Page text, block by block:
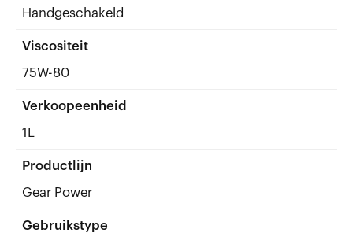
Handgeschakeld
Viscositeit
75W-80
Verkoopeenheid
1L
Productlijn
Gear Power
Gebruikstype